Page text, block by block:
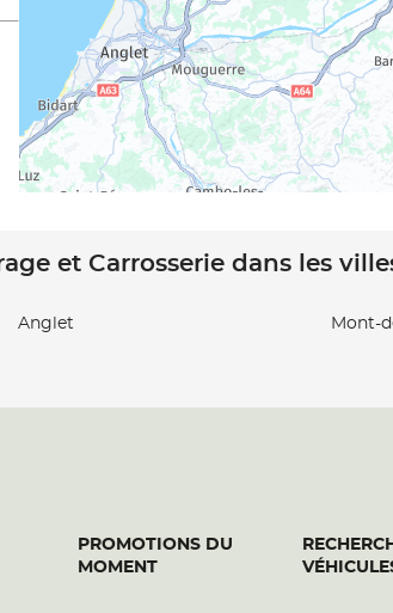
et Carrosserie dans les
Anglet Mont-
PROMOTIONS DU
MOMENT